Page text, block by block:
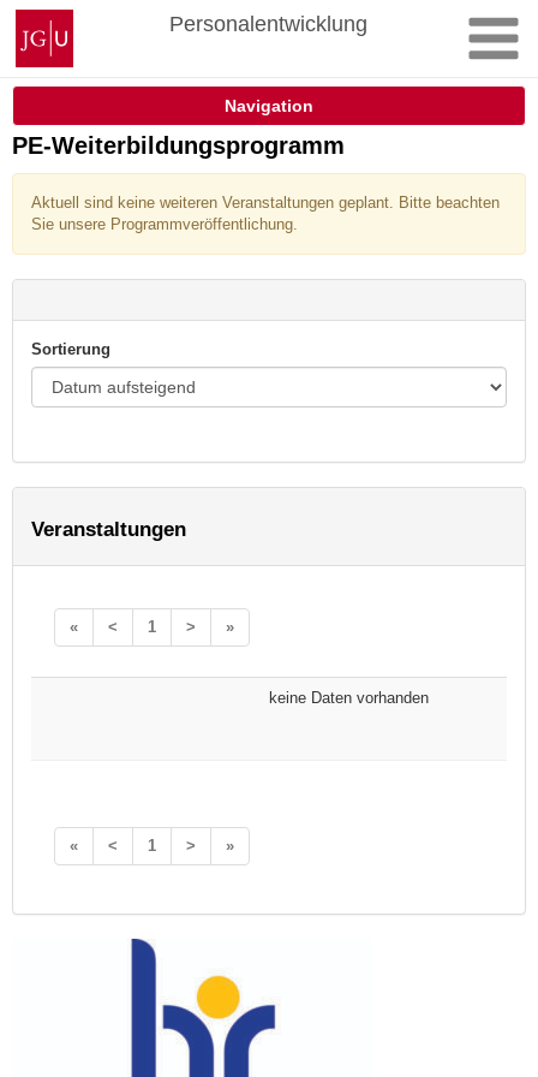
Zum
Inhalt
springen
Johannes
Gutenberg-
Universität
Personalentwicklung
Navigation
PE-Weiterbildungsprogramm
Aktuell sind keine weiteren Veranstaltungen geplant. Bitte beachten
Sie unsere Programmveröffentlichung.
Sortierung
Veranstaltungen
« < 1 > »
keine Daten vorhanden
« < 1 > »